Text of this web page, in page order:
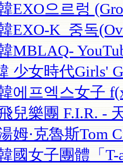
EXO으르렁
EXO-K_중독
MBLAQ-
少女時代Girls'
에프엑스女子
兒樂團 F.I.R. -
姆·克魯斯Tom
國女子團體「T-